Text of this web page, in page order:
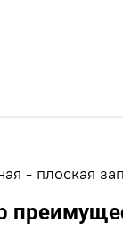
- плоская